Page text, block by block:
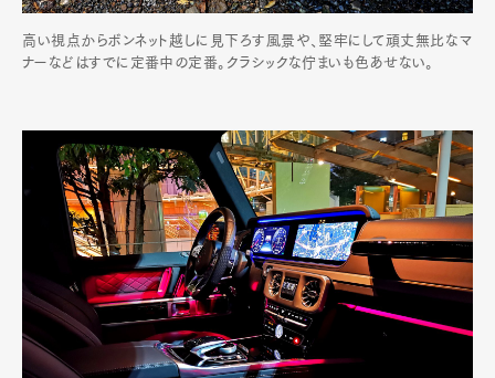
高い視点からボンネット越しに見下ろす風景や、堅牢にして頑丈無比なマ
ナーなどはすでに定番中の定番。クラシックな佇まいも色あせない。